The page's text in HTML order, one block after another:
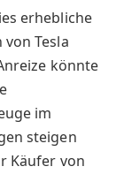
erhebliche
Tesla
könnte
im
steigen
Käufer von